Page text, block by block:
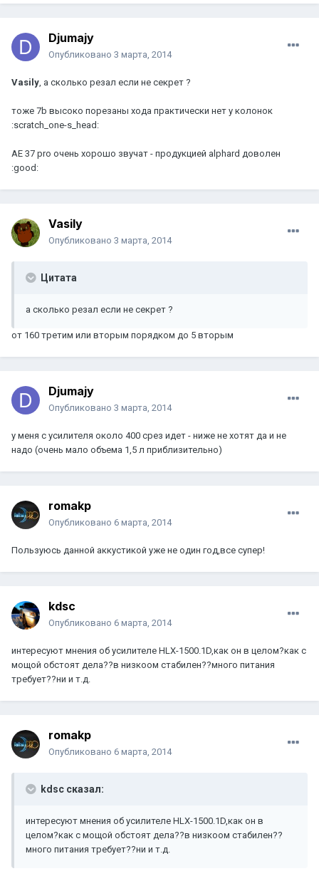
Djumajy
Опубликовано 3 марта, 2014
Vasily, а сколько резал если не секрет ?
тоже 7b высоко порезаны хода практически нет у колонок
:scratch_one-s_head:
AE 37 pro очень хорошо звучат - продукцией alphard доволен
:good:
Vasily
Опубликовано 3 марта, 2014
Цитата
а сколько резал если не секрет ?
от 160 третим или вторым порядком до 5 вторым
Djumajy
Опубликовано 3 марта, 2014
у меня с усилителя около 400 срез идет - ниже не хотят да и не
надо (очень мало объема 1,5 л приблизительно)
romakp
Опубликовано 6 марта, 2014
Пользуюсь данной аккустикой уже не один год,все супер!
kdsc
Опубликовано 6 марта, 2014
интересуют мнения об усилителе HLX-1500.1D,как он в целом?как с
мощой обстоят дела??в низкоом стабилен??много питания
требует??ни и т.д.
romakp
Опубликовано 6 марта, 2014
kdsc сказал:
интересуют мнения об усилителе HLX-1500.1D,как он в
целом?как с мощой обстоят дела??в низкоом стабилен??
много питания требует??ни и т.д.